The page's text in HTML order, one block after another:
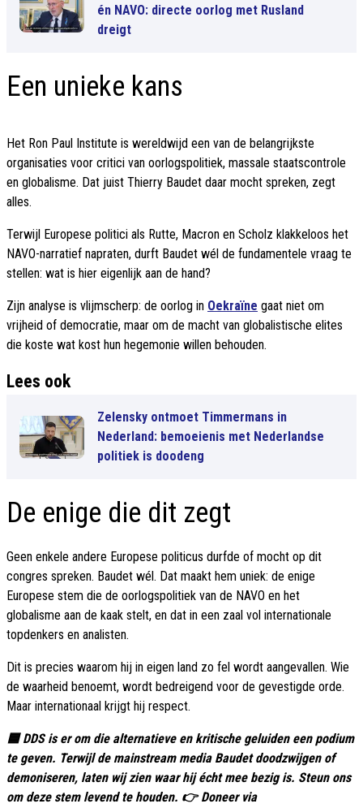
én NAVO: directe oorlog met Rusland
dreigt
Een unieke kans
Het Ron Paul Institute is wereldwijd een van de belangrijkste
organisaties voor critici van oorlogspolitiek, massale staatscontrole
en globalisme. Dat juist Thierry Baudet daar mocht spreken, zegt
alles.
Terwijl Europese politici als Rutte, Macron en Scholz klakkeloos het
NAVO-narratief napraten, durft Baudet wél de fundamentele vraag te
stellen: wat is hier eigenlijk aan de hand?
Zijn analyse is vlijmscherp: de oorlog in Oekraïne gaat niet om
vrijheid of democratie, maar om de macht van globalistische elites
die koste wat kost hun hegemonie willen behouden.
Lees ook
Zelensky ontmoet Timmermans in
Nederland: bemoeienis met Nederlandse
politiek is doodeng
De enige die dit zegt
Geen enkele andere Europese politicus durfde of mocht op dit
congres spreken. Baudet wél. Dat maakt hem uniek: de enige
Europese stem die de oorlogspolitiek van de NAVO en het
globalisme aan de kaak stelt, en dat in een zaal vol internationale
topdenkers en analisten.
Dit is precies waarom hij in eigen land zo fel wordt aangevallen. Wie
de waarheid benoemt, wordt bedreigend voor de gevestigde orde.
Maar internationaal krijgt hij respect.
🟦 DDS is er om die alternatieve en kritische geluiden een podium
te geven. Terwijl de mainstream media Baudet doodzwijgen of
demoniseren, laten wij zien waar hij écht mee bezig is. Steun ons
om deze stem levend te houden. 👉 Doneer via